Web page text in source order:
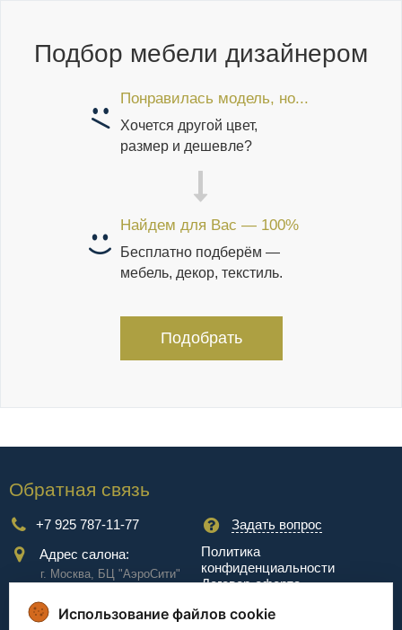
Подбор мебели дизайнером
Понравилась модель, но...
Хочется другой цвет,
размер и дешевле?
Найдем для Вас — 100%
Бесплатно подберём —
мебель, декор, текстиль.
Подобрать
Обратная связь
+7 925 787-11-77
Задать вопрос
Адрес салона:
г. Москва, БЦ "АэроCити"
Куркинское ш., стр.2, 17
этаж
Политика
конфиденциальности
Договор-оферта
Использование файлов cookie